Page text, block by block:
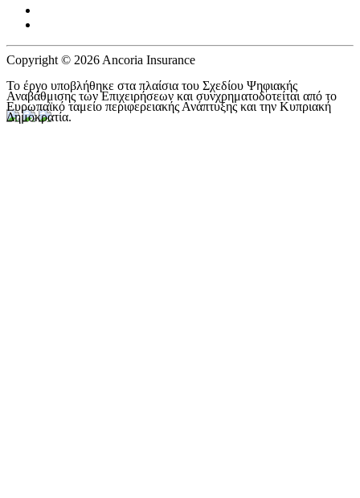
Copyright © 2026 Ancoria Insurance
Το έργο υποβλήθηκε στα πλαίσια του Σχεδίου Ψηφιακής
Αναβάθμισης των Επιχειρήσεων και συνχρηματοδοτείται από το
Ευρωπαϊκό ταμείο περιφερειακής Ανάπτυξης και την Κυπριακή
Δημοκρατία.